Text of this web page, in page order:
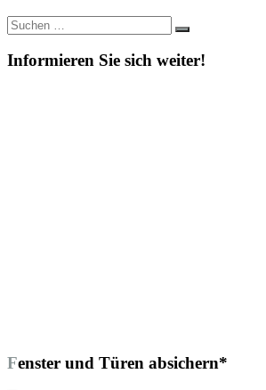
Suche
nach:
Suchen
Informieren Sie sich weiter!
Fenster und Türen absichern*